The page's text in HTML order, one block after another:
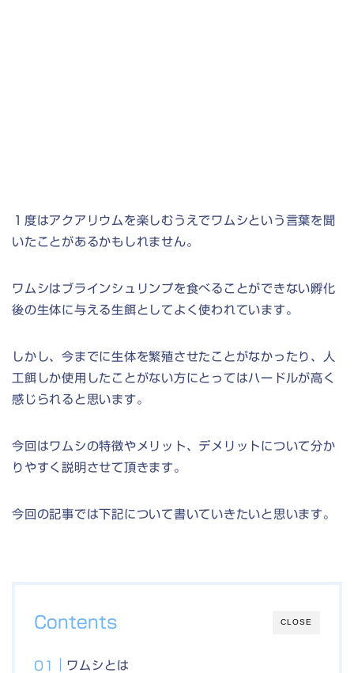
１度はアクアリウムを楽しむうえでワムシという言葉を聞
いたことがあるかもしれません。
ワムシはブラインシュリンプを食べることができない孵化
後の生体に与える生餌としてよく使われています。
しかし、今までに生体を繁殖させたことがなかったり、人
工餌しか使用したことがない方にとってはハードルが高く
感じられると思います。
今回はワムシの特徴やメリット、デメリットについて分か
りやすく説明させて頂きます。
今回の記事では下記について書いていきたいと思います。
CLOSE
Contents
ワムシとは